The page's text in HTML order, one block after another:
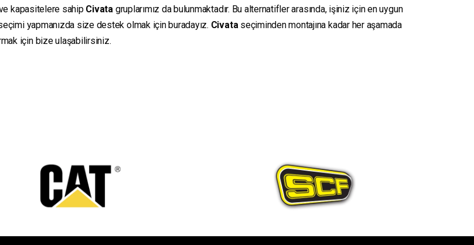
kapasitelere sahip Civata gruplarımız da bulunmaktadır. Bu alternatifler arasında, işiniz için en uygun
yapmanızda size destek olmak için buradayız. Civata seçiminden montajına kadar her aşamada
için bize ulaşabilirsiniz.